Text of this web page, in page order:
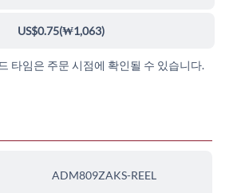
US$0.75(₩1,063)
타임은 주문 시점에 확인될 수 있습니다.
ADM809ZAKS-REEL